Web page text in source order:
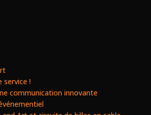
service !
communication innovante